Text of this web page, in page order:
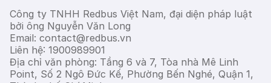
Công ty TNHH Redbus Việt Nam, đại diện pháp luật
bởi ông Nguyễn Văn Long
Email: contact@redbus.vn
Liên hệ: 1900989901
Địa chỉ văn phòng: Tầng 6 và 7, Tòa nhà Mê Linh
Point, Số 2 Ngô Đức Kế, Phường Bến Nghé, Quận 1,